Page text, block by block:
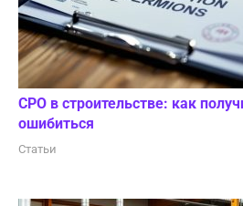
СРО в строительстве: как
ошибиться
Статьи